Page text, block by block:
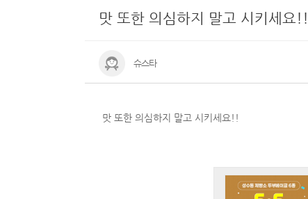
맛 또한 의심하지 말고 시키세요!!
슈스타
맛 또한 의심하지 말고 시키세요!!